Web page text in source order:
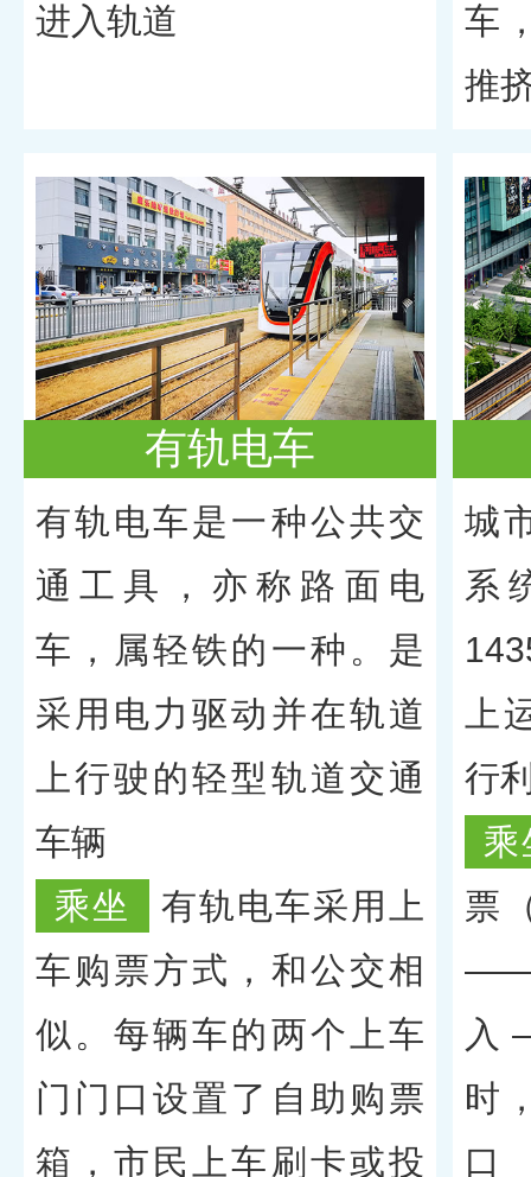
进入轨道
车
推
有轨电车
有轨电车是一种公共交
通工具，亦称路面电
车，属轻铁的一种。是
采用电力驱动并在轨道
上行驶的轻型轨道交通
车辆
乘坐
有轨电车采用上
车购票方式，和公交相
似。每辆车的两个上车
门门口设置了自助购票
箱，市民上车刷卡或投
城
系
上
行
乘
票
——
时
口